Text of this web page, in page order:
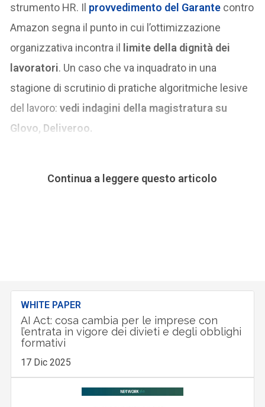
strumento HR. Il provvedimento del Garante contro
Amazon segna il punto in cui l’ottimizzazione
organizzativa incontra il limite della dignità dei
lavoratori. Un caso che va inquadrato in una
stagione di scrutinio di pratiche algoritmiche lesive
del lavoro:vedi indagini della magistratura su
Glovo, Deliveroo.
Continua a leggere questo articolo
WHITE PAPER
AI Act: cosa cambia per le imprese con
l’entrata in vigore dei divieti e degli obblighi
formativi
17 Dic 2025